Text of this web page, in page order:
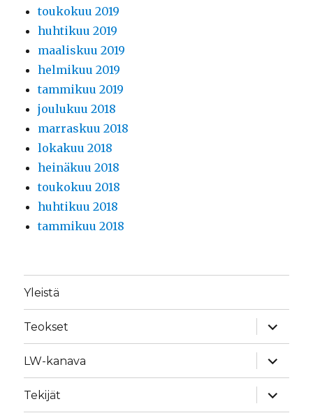
toukokuu 2019
huhtikuu 2019
maaliskuu 2019
helmikuu 2019
tammikuu 2019
joulukuu 2018
marraskuu 2018
lokakuu 2018
heinäkuu 2018
toukokuu 2018
huhtikuu 2018
tammikuu 2018
Yleistä
Teokset
näytä
LW-kanava
näytä
Tekijät
näytä